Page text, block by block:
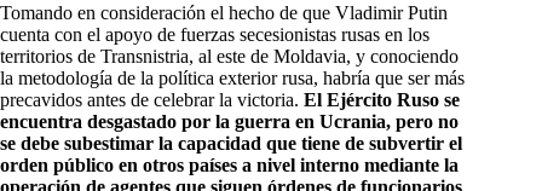
Tomando en consideración el hecho de que Vladimir Putin
cuenta con el apoyo de fuerzas secesionistas rusas en los
territorios de Transnistria, al este de Moldavia, y conociendo
la metodología de la política exterior rusa, habría que ser más
precavidos antes de celebrar la victoria. El Ejército Ruso se
encuentra desgastado por la guerra en Ucrania, pero no
se debe subestimar la capacidad que tiene de subvertir el
orden público en otros países a nivel interno mediante la
operación de agentes que siguen órdenes de funcionarios